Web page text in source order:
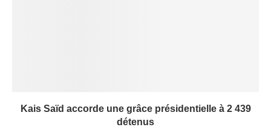
Kais Saïd accorde une grâce présidentielle à 2 439
détenus